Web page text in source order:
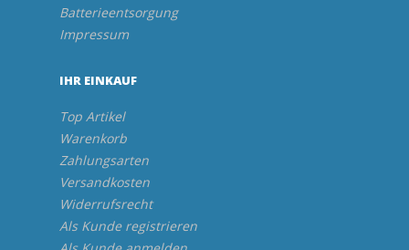
Batterieentsorgung
Impressum
IHR EINKAUF
Top Artikel
Warenkorb
Zahlungsarten
Versandkosten
Widerrufsrecht
Als Kunde registrieren